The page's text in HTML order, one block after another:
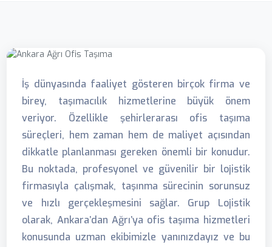
İş dünyasında faaliyet gösteren birçok firma ve
birey, taşımacılık hizmetlerine büyük önem
veriyor. Özellikle şehirlerarası ofis taşıma
süreçleri, hem zaman hem de maliyet açısından
dikkatle planlanması gereken önemli bir konudur.
Bu noktada, profesyonel ve güvenilir bir lojistik
firmasıyla çalışmak, taşınma sürecinin sorunsuz
ve hızlı gerçekleşmesini sağlar. Grup Lojistik
olarak, Ankara’dan Ağrı’ya ofis taşıma hizmetleri
konusunda uzman ekibimizle yanınızdayız ve bu